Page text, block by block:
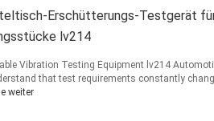
Erschütterungs-Testgerät
lv214
Vibration Testing Equipment lv214
that test requirements constantly
weiter